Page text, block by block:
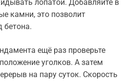
лопатой. Добавляйте в
камни, это позволит
бетона.
ещё раз проверьте
уголков. А затем
на пару суток. Скорость